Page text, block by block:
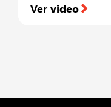
Ver video